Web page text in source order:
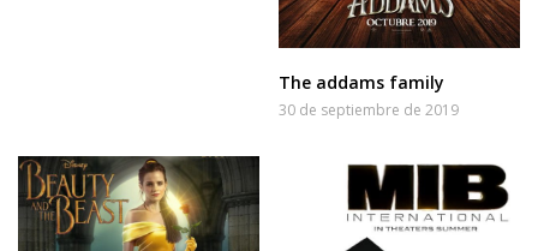
The addams family
30 de septiembre de 2019